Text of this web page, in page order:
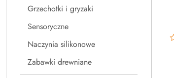
Grzechotki i gryzaki
Sensoryczne
Naczynia silikonowe
Zabawki drewniane